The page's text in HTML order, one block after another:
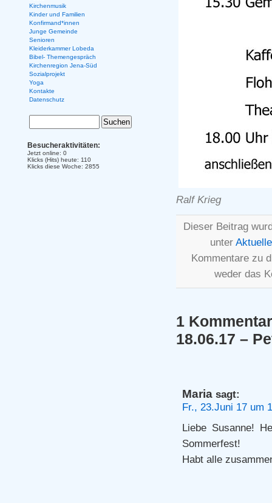
Ralf Krieg
Dieser Beitrag
unter
Kommentare zu
weder das
1
18.06.17 –
Maria sagt:
Fr., 23.Juni 17 um
Liebe Susanne!
Sommerfest!
Habt alle
Kirchenmusik
Kinder und Familien
Konfirmand*innen
Junge Gemeinde
Senioren
Kleiderkammer Lobeda
Bibel- Themengespräch
Kirchenregion Jena-Süd
Sozialprojekt
Yoga
Kontakte
Datenschutz
Besucheraktivitäten:
Jetzt online: 0
Klicks (Hits) heute: 110
Klicks diese Woche: 2855